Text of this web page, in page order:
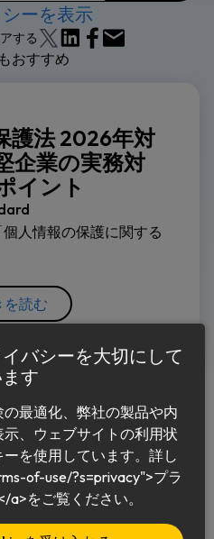
ーを表示
する
おすすめ
護法 2026年対
企業の実務対
イント
人情報の保護に関する
を読む
本語
バシーを大切にして
す
最適化、弊社の製品や内
、ウェブサイトの利用状
を使用しています。詳し
of-use/?s=privacy">プラ
a>をご覧ください。